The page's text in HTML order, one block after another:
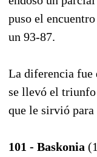
puso el
un 93-87.
La diferencia
se llevó el triunfo
que le sirvió
101 - Baskonia